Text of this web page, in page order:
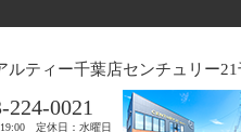
ルティー千葉店
224-0021
定休日：水曜日
センチュリー21